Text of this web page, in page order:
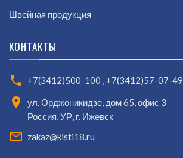
Швейная продукция
КОНТАКТЫ
+7(3412)500-100 , +7(3412)57-07-49
ул. Орджоникидзе, дом 65, офис 3
Россия, УР, г. Ижевск
zakaz@kisti18.ru